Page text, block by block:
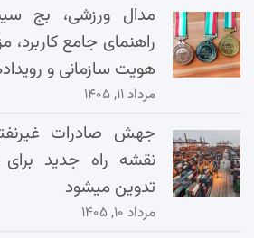
مدال ورزشی، بج
راهنمای جامع کاربرد،
هویت سازمانی و
مرداد ۱۱, ۱۴۰۵
جهش صادرات
نقشه راه جدید
تدوین میشود
مرداد ۱۰, ۱۴۰۵